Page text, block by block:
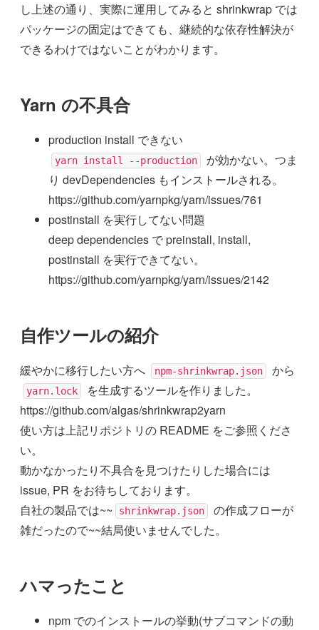
し上述の通り、実際に運用してみると shrinkwrap では
パッケージの固定はできても、継続的な依存性解決が
できるわけではないことがわかります。
Yarn の不具合
production install できない
yarn install --production
が効かない。つま
り devDependencies もインストールされる。
https://github.com/yarnpkg/yarn/issues/761
postinstall を実行してない問題
deep dependencies で preinstall, install,
postinstall を実行できてない。
https://github.com/yarnpkg/yarn/issues/2142
自作ツールの紹介
緩やかに移行したい方へ npm-shrinkwrap.json から
yarn.lock
を生成するツールを作りました。
https://github.com/algas/shrinkwrap2yarn
使い方は上記リポジトリの README をご参照くださ
い。
動かなかったり不具合を見つけたりした場合には
issue, PR をお待ちしております。
自社の製品では~~
shrinkwrap.json
の作成フローが
雑だったので~~結局使いませんでした。
ハマったこと
npm でのインストールの挙動(サブコマンドの動